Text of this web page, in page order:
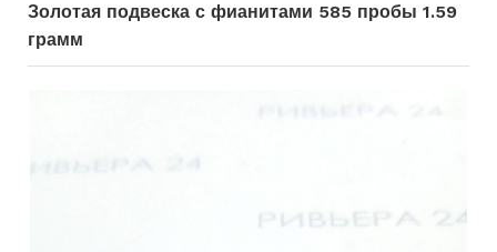
Золотая подвеска с фианитами 585 пробы 1.59
грамм